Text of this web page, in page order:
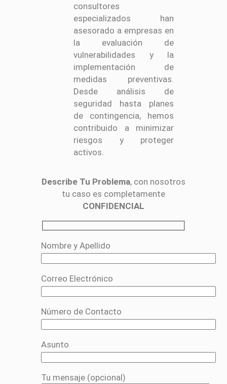
consultores
especializados han
asesorado a empresas en
la evaluación de
vulnerabilidades y la
implementación de
medidas preventivas.
Desde análisis de
seguridad hasta planes
de contingencia, hemos
contribuido a minimizar
riesgos y proteger
activos.
Describe Tu Problema, con nosotros
tu caso es completamente
CONFIDENCIAL
Nombre y Apellido
Correo Electrónico
Número de Contacto
Asunto
Tu mensaje (opcional)